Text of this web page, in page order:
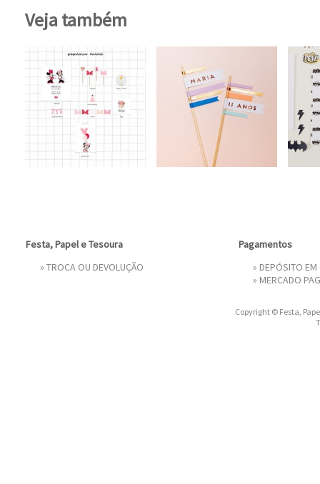
Veja também
Festa, Papel e Tesoura
» TROCA OU DEVOLUÇÃO
Pagamentos
» DEPÓSITO EM
» MERCADO
Copyright © Festa,